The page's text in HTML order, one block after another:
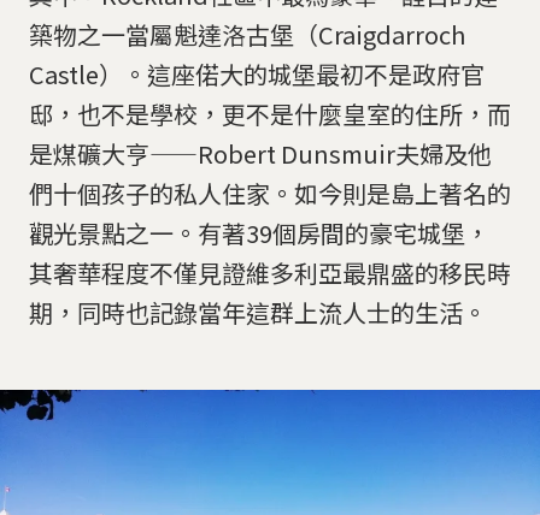
築物之一當屬魁達洛古堡（Craigdarroch
Castle）。這座偌大的城堡最初不是政府官
邸，也不是學校，更不是什麼皇室的住所，而
是煤礦大亨——Robert Dunsmuir夫婦及他
們十個孩子的私人住家。如今則是島上著名的
觀光景點之一。有著39個房間的豪宅城堡，
其奢華程度不僅見證維多利亞最鼎盛的移民時
期，同時也記錄當年這群上流人士的生活。